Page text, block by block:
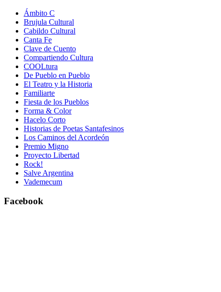
Ámbito C
Brujula Cultural
Cabildo Cultural
Canta Fe
Clave de Cuento
Compartiendo Cultura
COOLtura
De Pueblo en Pueblo
El Teatro y la Historia
Familiarte
Fiesta de los Pueblos
Forma & Color
Hacelo Corto
Historias de Poetas Santafesinos
Los Caminos del Acordeón
Premio Migno
Proyecto Libertad
Rock!
Salve Argentina
Vademecum
Facebook